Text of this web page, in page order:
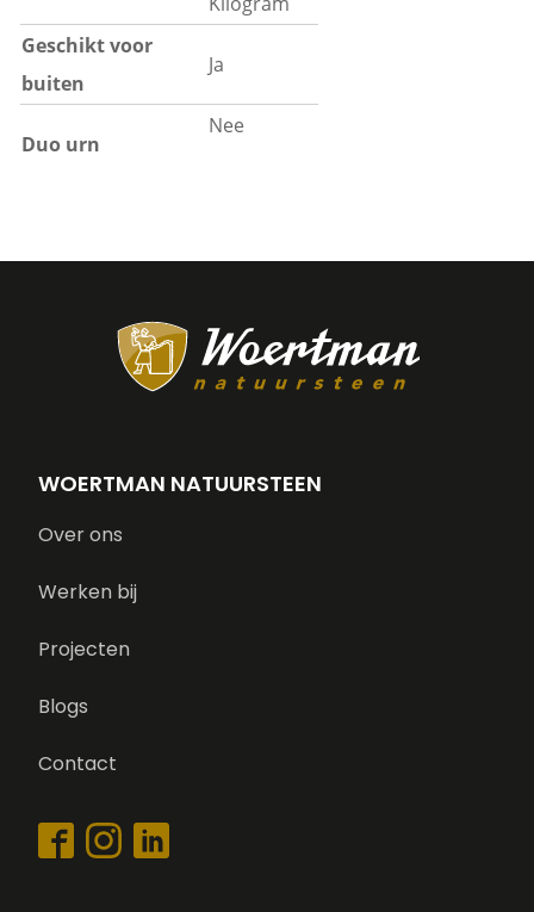
Geschikt voor
buiten
Ja
Duo urn
Nee
WOERTMAN NATUURSTEEN
Over ons
Werken bij
Projecten
Blogs
Contact